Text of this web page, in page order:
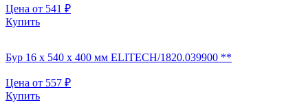
Цена от 541 ₽
Купить
Бур 16 х 540 х 400 мм ELITECH/1820.039900 **
Цена от 557 ₽
Купить